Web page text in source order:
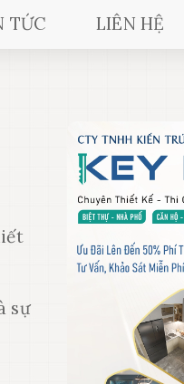
TỨC LIÊN HỆ
sự